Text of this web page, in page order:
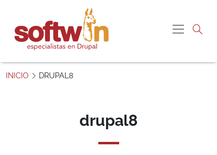
f
INICIO DRUPAL8
drupal8